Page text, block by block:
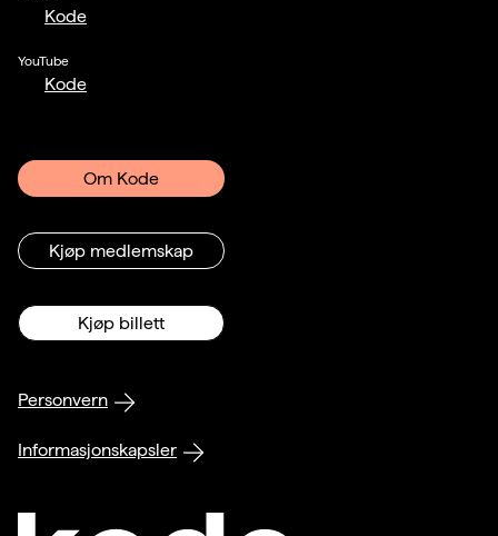
Kode
YouTube
Kode
Om Kode
Kjøp medlemskap
Kjøp billett
Personvern
Informasjonskapsler